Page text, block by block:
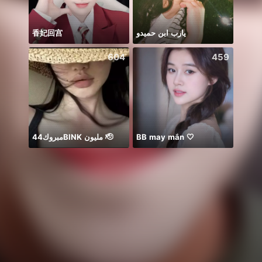
香妃回宫 يارب ابن حميدو
604
مبروك44BlNK مليون 🫡
459
BB may mắn 🤍